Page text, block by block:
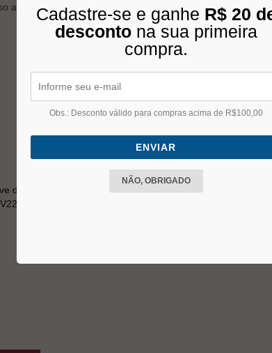
aos parafusos da roda interna de caminhão e ônibus
Cadastre-se e ganhe R$ 20
descontona sua primeira
compra.
Obs.: Desconto válido para compras acima de R$100,00
ENVIAR
NÃO, OBRIGADO